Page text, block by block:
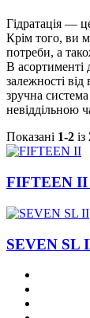
Гідратація —
Крім того, ви
потреби, а
В асортименті
залежності
зручна
невіддільною
Показані 1-2 із
FIFTEEN
SEVEN SL